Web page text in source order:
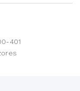
401